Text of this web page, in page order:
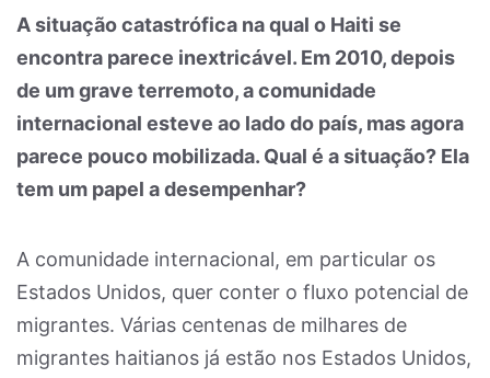
A situação catastrófica na qual o Haiti se
encontra parece inextricável. Em 2010, depois
de um grave terremoto, a comunidade
internacional esteve ao lado do país, mas agora
parece pouco mobilizada. Qual é a situação? Ela
tem um papel a desempenhar?
A comunidade internacional, em particular os
Estados Unidos, quer conter o fluxo potencial de
migrantes. Várias centenas de milhares de
migrantes haitianos já estão nos Estados Unidos,